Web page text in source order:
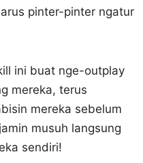
pinter-pinter ngatur
ini buat nge-outplay
mereka, terus
mereka sebelum
musuh langsung
sendiri!